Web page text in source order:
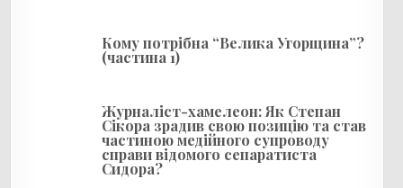
Кому потрібна “Велика Угорщина”?
(частина 1)
Журналіст-хамелеон: Як Степан
Сікора зрадив свою позицію та став
частиною медійного супроводу
справи відомого сепаратиста
Сидора?